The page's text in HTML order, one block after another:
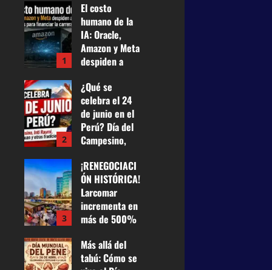
1
El costo
humano de la
IA: Oracle,
Amazon y Meta
despiden a
empleados
para financiar
la carrera
tecnológica
25 de junio de
19
2
¿Qué se
celebra el 24
de junio en el
Perú? Día del
Campesino,
Fiesta de San
Juan y otras
tradiciones
24 de junio de
2026
0
3
¡RENEGOCIACI
ÓN HISTÓRICA!
Larcomar
incrementa en
más de 500%
Miraflores y
pagará US$
Más allá del
tabú: Cómo se